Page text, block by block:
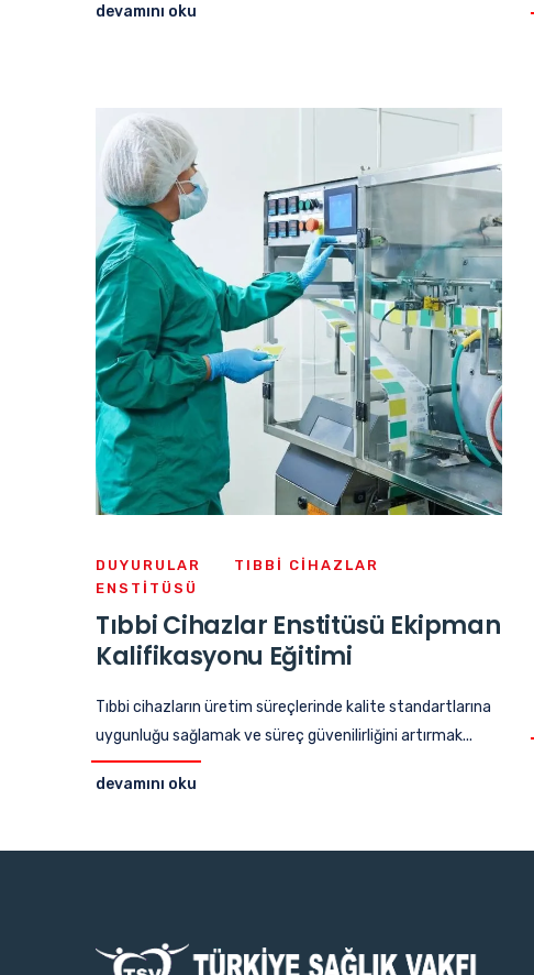
devamını oku
DUYURULAR
TIBBI CIHAZLAR
ENSTITÜSÜ
Tıbbi Cihazlar Enstitüsü Ekipman
Kalifikasyonu Eğitimi
Tıbbi cihazların üretim süreçlerinde kalite standartlarına
uygunluğu sağlamak ve süreç güvenilirliğini artırmak...
devamını oku